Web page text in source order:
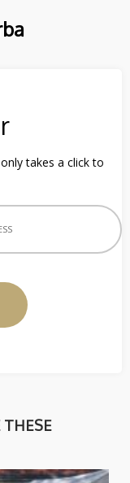
takes a click to
THESE